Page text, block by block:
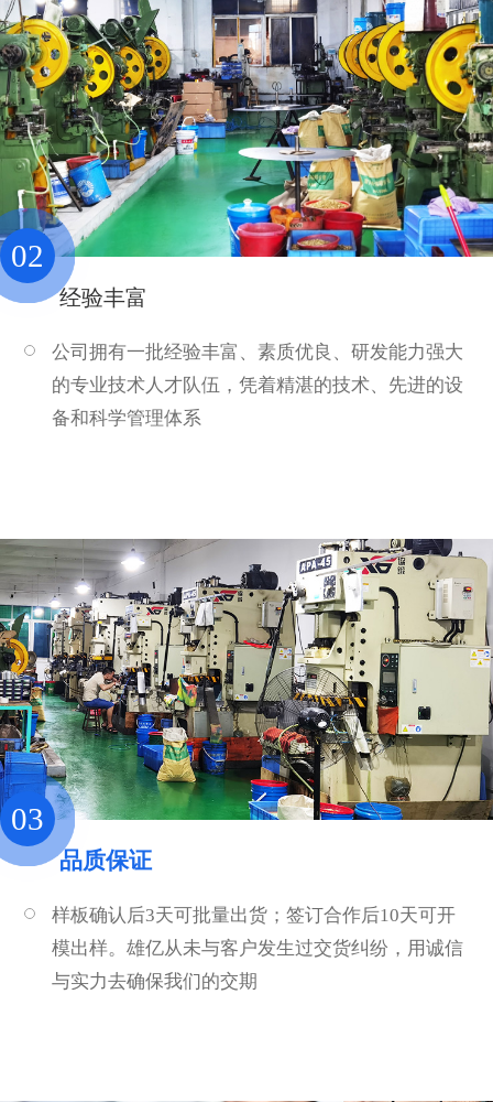
02
经验丰富
公司拥有一批经验丰富、素质优良、研发能力强大
的专业技术人才队伍，凭着精湛的技术、先进的设
备和科学管理体系
03
品质保证
样板确认后3天可批量出货；签订合作后10天可开
模出样。雄亿从未与客户发生过交货纠纷，用诚信
与实力去确保我们的交期